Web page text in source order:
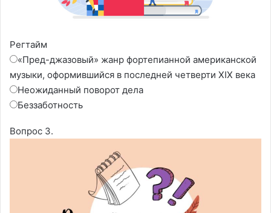
Регтайм
«Пред-джазовый» жанр фортепианной американской
музыки, оформившийся в последней четверти XIX века
Неожиданный поворот дела
Беззаботность
Вопрос 3.